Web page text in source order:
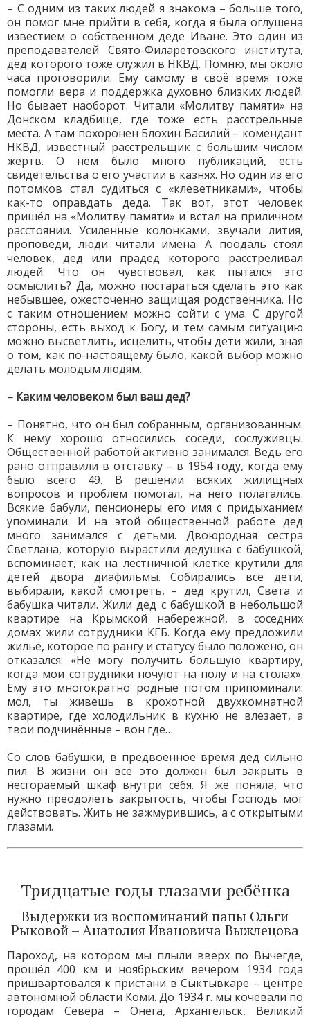
– С одним из таких людей я знакома – больше того,
он помог мне прийти в себя, когда я была оглушена
известием о собственном деде Иване. Это один из
преподавателей Свято-Филаретовского института,
дед которого тоже служил в НКВД. Помню, мы около
часа проговорили. Ему самому в своё время тоже
помогли вера и поддержка духовно близких людей.
Но бывает наоборот. Читали «Молитву памяти» на
Донском кладбище, где тоже есть расстрельные
места. А там похоронен Блохин Василий – комендант
НКВД, известный расстрельщик с большим числом
жертв. О нём было много публикаций, есть
свидетельства о его участии в казнях. Но один из его
потомков стал судиться с «клеветниками», чтобы
как-то оправдать деда. Так вот, этот человек
пришёл на «Молитву памяти» и встал на приличном
расстоянии. Усиленные колонками, звучали лития,
проповеди, люди читали имена. А поодаль стоял
человек, дед или прадед которого расстреливал
людей. Что он чувствовал, как пытался это
осмыслить? Да, можно постараться сделать это как
небывшее, ожесточённо защищая родственника. Но
с таким отношением можно сойти с ума. С другой
стороны, есть выход к Богу, и тем самым ситуацию
можно высветлить, исцелить, чтобы дети жили, зная
о том, как по-настоящему было, какой выбор можно
делать молодым людям.
– Каким человеком был ваш дед?
– Понятно, что он был собранным, организованным.
К нему хорошо относились соседи, сослуживцы.
Общественной работой активно занимался. Ведь его
рано отправили в отставку – в 1954 году, когда ему
было всего 49. В решении всяких жилищных
вопросов и проблем помогал, на него полагались.
Всякие бабули, пенсионеры его имя с придыханием
упоминали. И на этой общественной работе дед
много занимался с детьми. Двоюродная сестра
Светлана, которую вырастили дедушка с бабушкой,
вспоминает, как на лестничной клетке крутили для
детей двора диафильмы. Собирались все дети,
выбирали, какой смотреть, – дед крутил, Света и
бабушка читали. Жили дед с бабушкой в небольшой
квартире на Крымской набережной, в соседних
домах жили сотрудники КГБ. Когда ему предложили
жильё, которое по рангу и статусу было положено, он
отказался: «Не могу получить большую квартиру,
когда мои сотрудники ночуют на полу и на столах».
Ему это многократно родные потом припоминали:
мол, ты живёшь в крохотной двухкомнатной
квартире, где холодильник в кухню не влезает, а
твои подчинённые – вон где…
Со слов бабушки, в предвоенное время дед сильно
пил. В жизни он всё это должен был закрыть в
несгораемый шкаф внутри себя. Я же поняла, что
нужно преодолеть закрытость, чтобы Господь мог
действовать. Жить не зажмурившись, а с открытыми
глазами.
Тридцатые годы глазами ребёнка
Выдержки из воспоминаний папы Ольги
Рыковой – Анатолия Ивановича Выжлецова
Пароход, на котором мы плыли вверх по Вычегде,
прошёл 400 км и ноябрьским вечером 1934 года
пришвартовался к пристани в Сыктывкаре – центре
автономной области Коми. До 1934 г. мы кочевали по
городам Севера – Онега, Архангельск, Великий